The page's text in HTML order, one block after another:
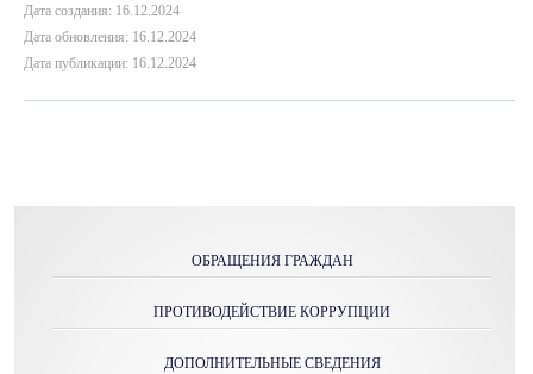
Дата создания: 16.12.2024
Дата обновления: 16.12.2024
Дата публикации: 16.12.2024
ОБРАЩЕНИЯ ГРАЖДАН
ПРОТИВОДЕЙСТВИЕ КОРРУПЦИИ
ДОПОЛНИТЕЛЬНЫЕ СВЕДЕНИЯ